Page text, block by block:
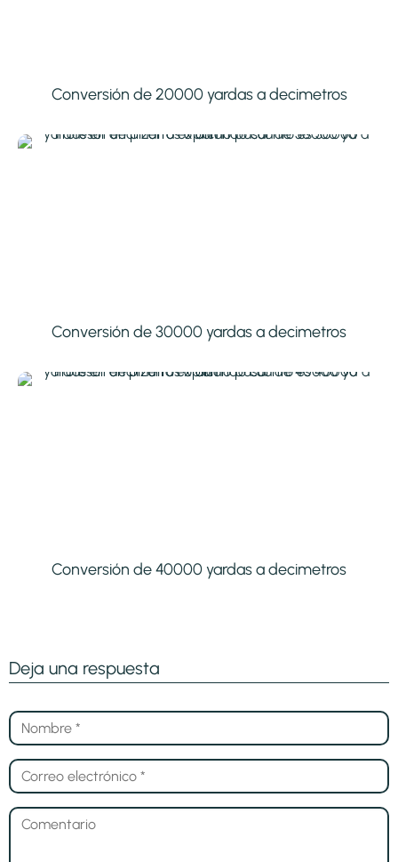
Conversión de 20000 yardas a decimetros
Conversión de 30000 yardas a decimetros
Conversión de 40000 yardas a decimetros
Deja una respuesta